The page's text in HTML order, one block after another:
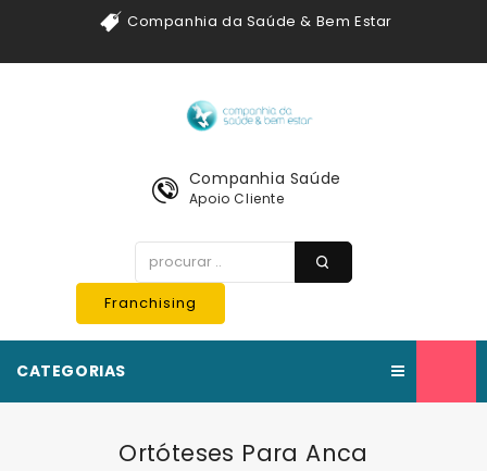
Companhia da Saúde & Bem Estar
Companhia Saúde
Apoio Cliente
Franchising
CATEGORIAS
Ortóteses Para Anca